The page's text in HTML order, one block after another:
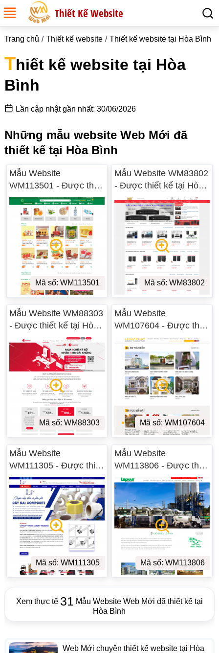
Thiết Kế Website
Trang chủ Thiết kế website Thiết kế website tại Hòa Bình
Thiết kế website tại Hòa
Bình
Lần cập nhật gần nhất: 30/06/2026
Những mẫu website Web Mới đã
thiết kế tại Hòa Bình
Mẫu Website
WM113501 - Được thiết
kế tại Hòa Bình
Mã số: WM113501
Mẫu Website WM83802
- Được thiết kế tại Hòa
Bình
Mã số: WM83802
Mẫu Website WM88303
- Được thiết kế tại Hòa
Bình
Mã số: WM88303
Mẫu Website
WM107604 - Được thiết
kế tại Hòa Bình
Mã số: WM107604
Mẫu Website
WM111305 - Được thiết
kế tại Hòa Bình
Mã số: WM111305
Mẫu Website
WM113806 - Được thiết
kế tại Hòa Bình
Mã số: WM113806
Xem thực tế 31 Mẫu Website Web Mới đã thiết kế tại
Hòa Bình
Web Mới chuyên thiết kế website tại Hòa